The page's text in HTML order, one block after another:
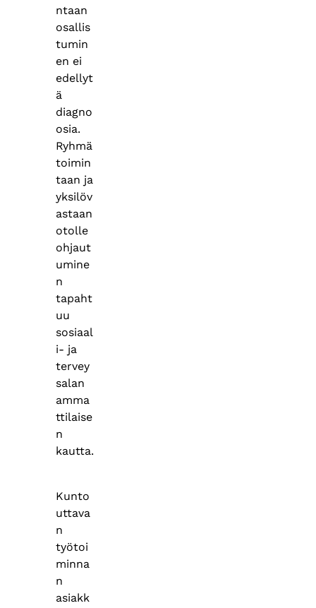
ntaan
osallis
tumin
en ei
edellyt
ä
diagno
osia.
Ryhmä
toimin
taan ja
yksilöv
astaan
otolle
ohjaut
umine
n
tapaht
uu
sosiaal
i- ja
tervey
salan
amma
ttilaise
n
kautta.
Kunto
uttava
n
työtoi
minna
n
asiakk